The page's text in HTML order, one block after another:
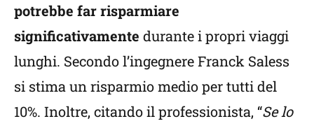
potrebbe far risparmiare
significativamente durante i propri viaggi
lunghi. Secondo l’ingegnere Franck Saless
si stima un risparmio medio per tutti del
10%. Inoltre, citando il professionista, “Se lo